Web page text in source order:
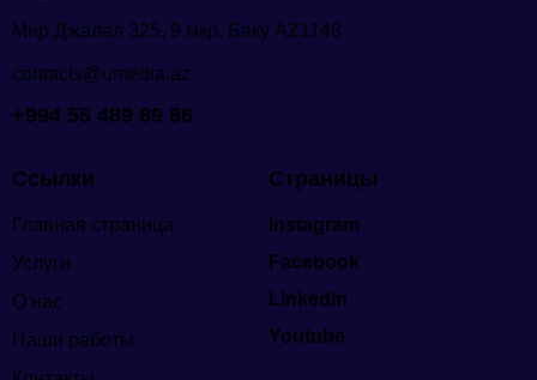
Мир Джалал 325, 9 мкр, Баку AZ1148
contacts@umedia.az
+994 55 489 89 86
Ссылки
Главная страница
Услуги
О нас
Наши работы
Страницы
Instagram
Facebook
Linkedin
Youtube